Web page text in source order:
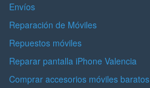
Envíos
Reparación de Móviles
Repuestos móviles
Reparar pantalla iPhone Valencia
Comprar accesorios móviles baratos